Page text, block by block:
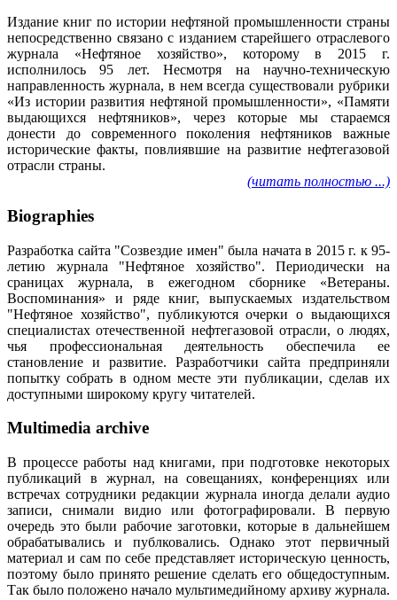
Издание книг по истории нефтяной промышленности страны
непосредственно связано с изданием старейшего отраслевого
журнала «Нефтяное хозяйство», которому в 2015 г.
исполнилось 95 лет. Несмотря на научно-техническую
направленность журнала, в нем всегда существовали рубрики
«Из истории развития нефтяной промышленности», «Памяти
выдающихся нефтяников», через которые мы стараемся
донести до современного поколения нефтяников важные
исторические факты, повлиявшие на развитие нефтегазовой
отрасли страны.
(читать полностью ...)
Biographies
Разработка сайта "Созвездие имен" была начата в 2015 г. к 95-
летию журнала "Нефтяное хозяйство". Периодически на
сраницах журнала, в ежегодном сборнике «Ветераны.
Воспоминания» и ряде книг, выпускаемых издательством
"Нефтяное хозяйство", публикуются очерки о выдающихся
специалистах отечественной нефтегазовой отрасли, о людях,
чья профессиональная деятельность обеспечила ее
становление и развитие. Разработчики сайта предприняли
попытку собрать в одном месте эти публикации, сделав их
доступными широкому кругу читателей.
Multimedia archive
В процессе работы над книгами, при подготовке некоторых
публикаций в журнал, на совещаниях, конференциях или
встречах сотрудники редакции журнала иногда делали аудио
записи, снимали видио или фотографировали. В первую
очередь это были рабочие заготовки, которые в дальнейшем
обрабатывались и публковались. Однако этот первичный
материал и сам по себе представляет историческую ценность,
поэтому было принято решение сделать его общедоступным.
Так было положено начало мультимедийному архиву журнала.